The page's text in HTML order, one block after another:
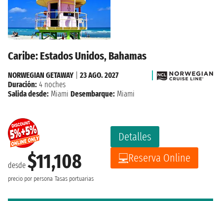
Caribe: Estados Unidos, Bahamas
desde $11,108
precio por persona Tasas portuarias
Detalles
Reserva Online
NORWEGIAN GETAWAY
23 AGO. 2027
Duración: 4 noches
Salida desde: Miami Desembarque: Miami